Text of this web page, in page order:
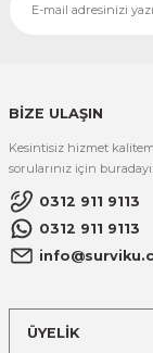
BİZE ULAŞIN
Kesintisiz hizmet
sorularınız için
0312 911 9113
0312 911 9113
ÜYELİK